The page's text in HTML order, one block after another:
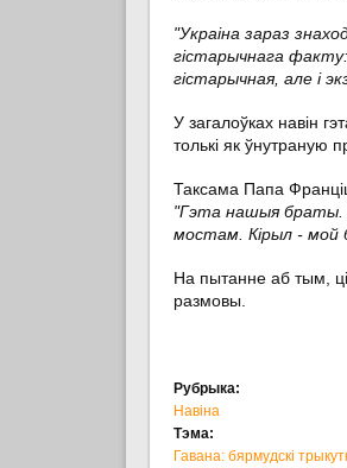
"Украіна зараз
гістарычнага
гістарычная, але і
У загалоўках навін
толькі як ўнутраную
Таксама Папа
"Гэта нашыя браты.
мостам. Кірыл - мой
На пытанне аб тым,
размовы.
Рубрыка:
Навіна
Тэма:
Гавана: бярмудскі